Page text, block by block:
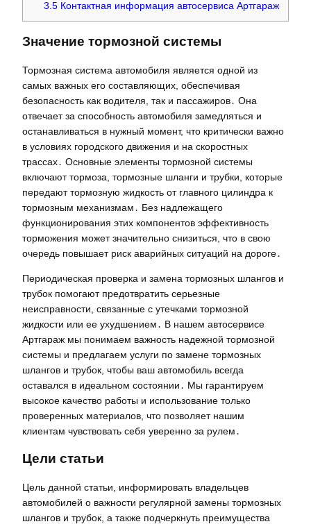
3.5 Контактная информация автосервиса Артгараж
Значение тормозной системы
Тормозная система автомобиля является одной из
самых важных его составляющих, обеспечивая
безопасность как водителя, так и пассажиров․ Она
отвечает за способность автомобиля замедляться и
останавливаться в нужный момент, что критически важно
в условиях городского движения и на скоростных
трассах․ Основные элементы тормозной системы
включают тормоза, тормозные шланги и трубки, которые
передают тормозную жидкость от главного цилиндра к
тормозным механизмам․ Без надлежащего
функционирования этих компонентов эффективность
торможения может значительно снизиться, что в свою
очередь повышает риск аварийных ситуаций на дороге․
Периодическая проверка и замена тормозных шлангов и
трубок помогают предотвратить серьезные
неисправности, связанные с утечками тормозной
жидкости или ее ухудшением․ В нашем автосервисе
Артгараж мы понимаем важность надежной тормозной
системы и предлагаем услуги по замене тормозных
шлангов и трубок, чтобы ваш автомобиль всегда
оставался в идеальном состоянии․ Мы гарантируем
высокое качество работы и использование только
проверенных материалов, что позволяет нашим
клиентам чувствовать себя уверенно за рулем․
Цели статьи
Цель данной статьи, информировать владельцев
автомобилей о важности регулярной замены тормозных
шлангов и трубок, а также подчеркнуть преимущества